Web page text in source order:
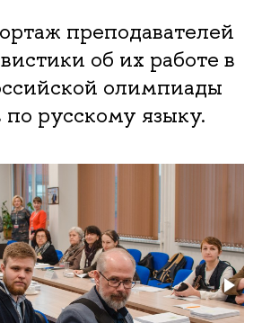
преподавателей
об их работе в
олимпиады
русскому языку.